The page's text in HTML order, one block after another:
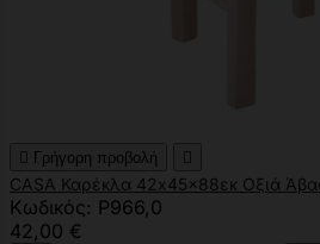
 Γρήγορη προβολή 
CASA Καρέκλα 42x45x88εκ Οξιά
Κωδικός: Ρ966,0
42,00 €